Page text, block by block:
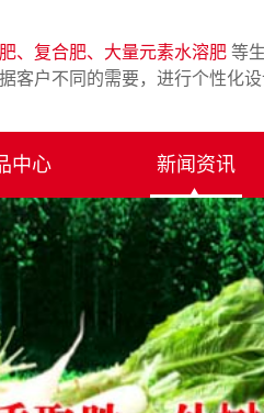
、复合肥、大量元素水溶肥 等
客户不同的需要，进行个性化
中心 新闻资讯